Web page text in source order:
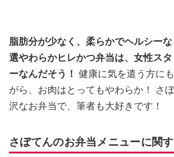
脂肪分が少なく、柔らかでヘルシー
選やわらかヒレかつ弁当は、女性ス
ーなんだそう！ 健康に気を遣う方に
がら、お肉はとってもやわらか！ さ
沢なお弁当で、筆者も大好きです！
さぼてんのお弁当メニューに関